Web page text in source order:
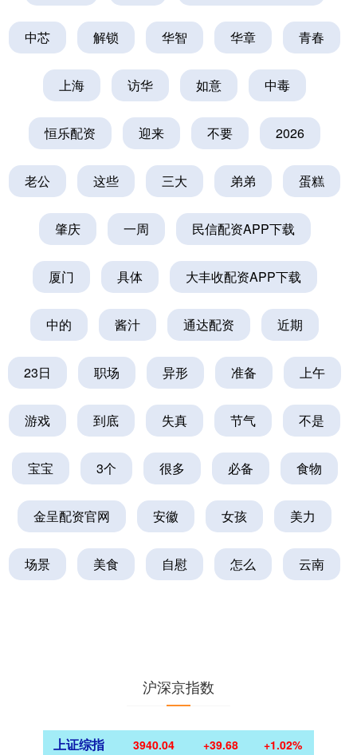
中芯 解锁 华智 华章 青春
上海 访华 如意 中毒
恒乐配资 迎来 不要 2026
老公 这些 三大 弟弟 蛋糕
肇庆 一周 民信配资APP下载
厦门 具体 大丰收配资APP下载
中的 酱汁 通达配资 近期
23日 职场 异形 准备 上午
游戏 到底 失真 节气 不是
宝宝 3个 很多 必备 食物
金呈配资官网 安徽 女孩 美力
场景 美食 自慰 怎么 云南
沪深京指数
上证综指 3940.04 +39.68 +1.02%